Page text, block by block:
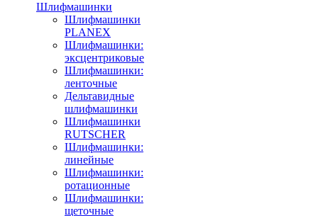
Шлифмашинки
Шлифмашинки
PLANEX
Шлифмашинки:
эксцентриковые
Шлифмашинки:
ленточные
Дельтавидные
шлифмашинки
Шлифмашинки
RUTSCHER
Шлифмашинки:
линейные
Шлифмашинки:
ротационные
Шлифмашинки:
щеточные